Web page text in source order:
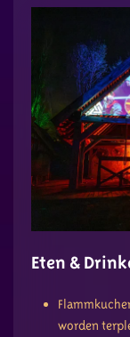
Eten &
worden